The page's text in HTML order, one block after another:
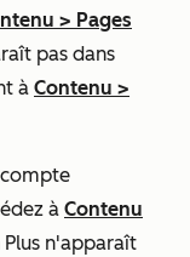
> Pages
pas dans
à Contenu >
à Contenu
Plus n'apparaît